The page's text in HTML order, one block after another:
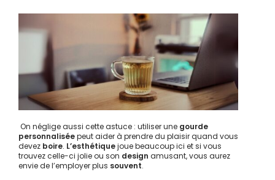
On néglige aussi cette astuce : utiliser une gourde
personnaliséepeut aider à prendre du plaisir quand vous
devez boire. L’esthétiquejoue beaucoup ici et si vous
trouvez celle-ci jolie ou son design amusant, vous aurez
envie de l’employer plus souvent.